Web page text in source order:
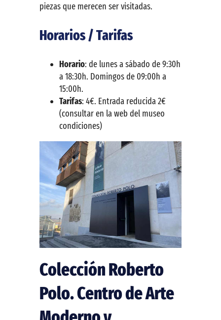
piezas que merecen ser visitadas.
Horarios / Tarifas
Horario: de lunes a sábado de 9:30h
a 18:30h. Domingos de 09:00h a
15:00h.
Tarifas: 4€. Entrada reducida 2€
(consultar en la web del museo
condiciones)
Colección Roberto
Polo. Centro de Arte